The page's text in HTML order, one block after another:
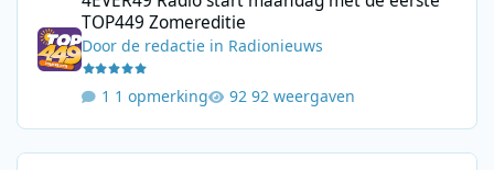
TOP449 Zomereditie
Doorde redactie in Radionieuws
1 opmerking 92 weergaven